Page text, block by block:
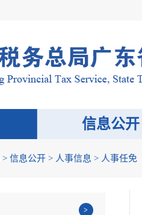
信息公开
> 信息公开 > 人事信息 > 人事任免